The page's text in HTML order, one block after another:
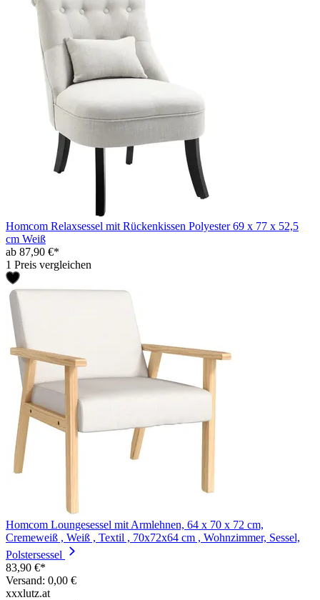
Homcom Relaxsessel mit Rückenkissen Polyester 69 x 77 x 52,5
cm Weiß
ab 87,90 €*
1 Preis vergleichen
Homcom Loungesessel mit Armlehnen, 64 x 70 x 72 cm,
Cremeweiß , Weiß , Textil , 70x72x64 cm , Wohnzimmer, Sessel,
Polstersessel
83,90 €*
Versand: 0,00 €
xxxlutz.at